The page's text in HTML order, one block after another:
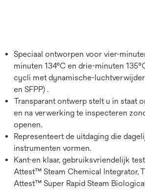
Speciaal ontworpen voor vier-
minuten 134°C en drie-minuten
cycli met dynamische-
en SFPP) .
Transparant ontwerp stelt u in staat
en na verwerking te inspecteren
openen.
Representeert de uitdaging die
instrumenten vormen.
Kant-en klaar, gebruiksvriendelijk
Attest™ Steam Chemical Integrator,
Attest™ Super Rapid Steam